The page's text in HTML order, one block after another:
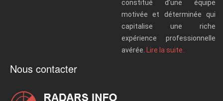
constitué d’une équipe
motivée et déterminée qui
capitalise une riche
expérience professionnelle
avérée. Lire la suite..
Nous contacter